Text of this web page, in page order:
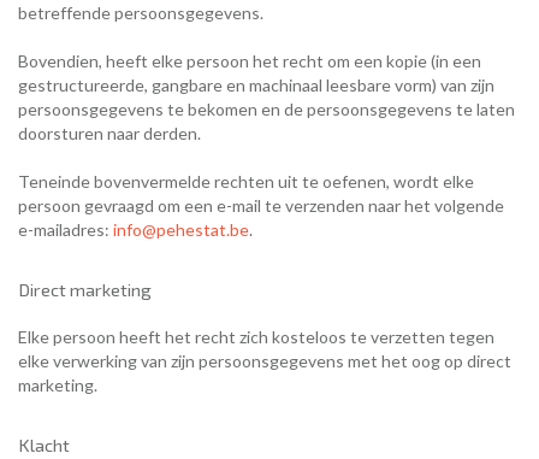
betreffende persoonsgegevens.
Bovendien, heeft elke persoon het recht om een kopie (in een
gestructureerde, gangbare en machinaal leesbare vorm) van zijn
persoonsgegevens te bekomen en de persoonsgegevens te laten
doorsturen naar derden.
Teneinde bovenvermelde rechten uit te oefenen, wordt elke
persoon gevraagd om een e-mail te verzenden naar het volgende
e-mailadres: info@pehestat.be.
Direct marketing
Elke persoon heeft het recht zich kosteloos te verzetten tegen
elke verwerking van zijn persoonsgegevens met het oog op direct
marketing.
Klacht